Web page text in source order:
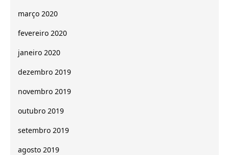
março 2020
fevereiro 2020
janeiro 2020
dezembro 2019
novembro 2019
outubro 2019
setembro 2019
agosto 2019